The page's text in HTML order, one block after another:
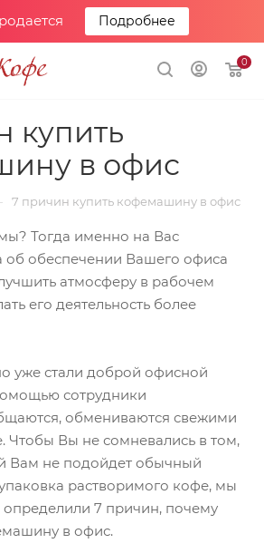
Подробнее
0
купить
в офис
7 причин купить кофемашину в офис
Тогда именно на Вас
об обеспечении Вашего офиса
атмосферу в рабочем
его деятельность более
уже стали доброй офисной
сотрудники
обмениваются свежими
Чтобы Вы не сомневались в том,
Вам не подойдет обычный
растворимого кофе, мы
7 причин, почему
в офис.